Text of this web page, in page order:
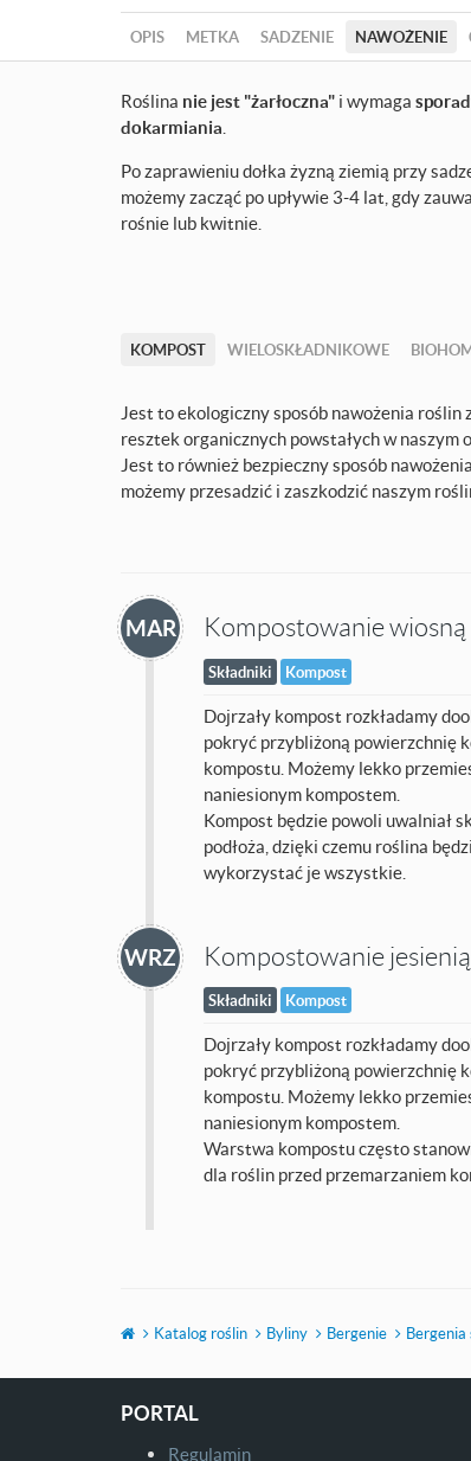
OPIS METKA SADZENIE NAWOŻENIE
Roślina nie jest "żarłoczna" i wymaga
dokarmiania
Po zaprawieniu dołka żyzną ziemią przy
możemy zacząć po upływie 3-4 lat, gdy
rośnie lub kwitnie.
KOMPOST WIELOSKŁADNIKOWE
Jest to ekologiczny sposób nawożenia roślin
resztek organicznych powstałych w naszym
Jest to również bezpieczny sposób
możemy przesadzić i zaszkodzić naszym
MAR Kompostowanie wiosną
Składniki Kompost
Dojrzały kompost rozkładamy
pokryć przybliżoną powierzchnię
kompostu. Możemy lekko
naniesionym kompostem.
Kompost będzie powoli uwalniał
podłoża, dzięki czemu roślina
wykorzystać je wszystkie.
WRZ Kompostowanie jesienią
Składniki Kompost
Dojrzały kompost rozkładamy
pokryć przybliżoną powierzchnię
kompostu. Możemy lekko
naniesionym kompostem.
Warstwa kompostu często
dla roślin przed przemarzaniem
Katalog roślin Byliny Bergenie
PORTAL
Regulamin